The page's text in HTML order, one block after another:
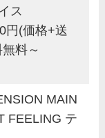
ス
円(価格+送
料～
MAIN
FEELING テ